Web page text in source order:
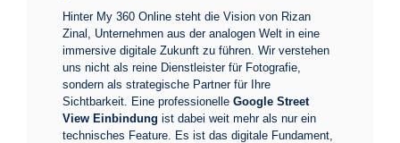
Hinter My 360 Online steht die Vision von Rizan
Zinal, Unternehmen aus der analogen Welt in eine
immersive digitale Zukunft zu führen. Wir verstehen
uns nicht als reine Dienstleister für Fotografie,
sondern als strategische Partner für Ihre
Sichtbarkeit. Eine professionelle Google Street
View Einbindung ist dabei weit mehr als nur ein
technisches Feature. Es ist das digitale Fundament,